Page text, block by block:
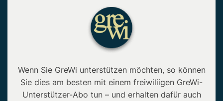
Wenn Sie GreWi unterstützen möchten, so können
Sie dies am besten mit einem freiwiliigen GreWi-
Unterstützer-Abo tun – und erhalten dafür auch